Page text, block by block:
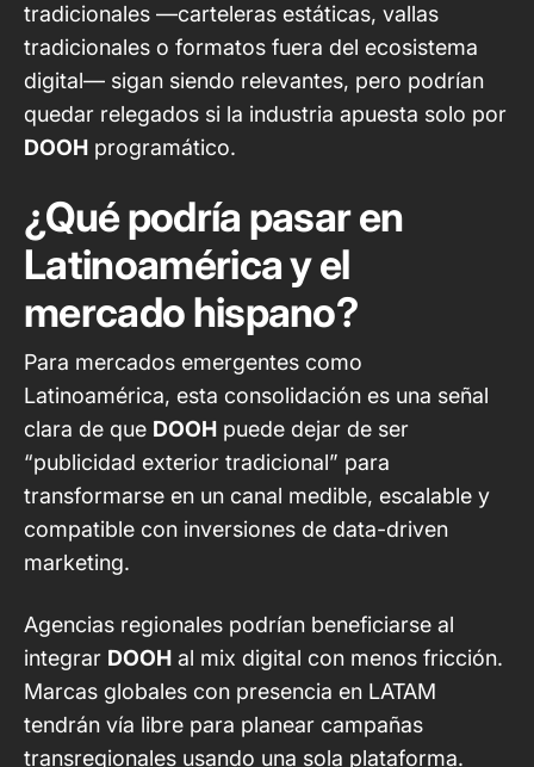
tradicionales —carteleras estáticas, vallas
tradicionales o formatos fuera del ecosistema
digital— sigan siendo relevantes, pero podrían
quedar relegados si la industria apuesta solo por
DOOH programático.
¿Qué podría pasar en
Latinoamérica y el
mercado hispano?
Para mercados emergentes como
Latinoamérica, esta consolidación es una señal
clara de que DOOH puede dejar de ser
“publicidad exterior tradicional” para
transformarse en un canal medible, escalable y
compatible con inversiones de data-driven
marketing.
Agencias regionales podrían beneficiarse al
integrar DOOH al mix digital con menos fricción.
Marcas globales con presencia en LATAM
tendrán vía libre para planear campañas
transregionales usando una sola plataforma.